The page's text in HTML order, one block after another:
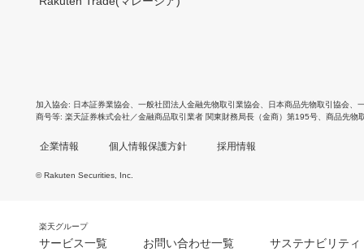
加入協会 日本証券業協会 一般社団法人金融先物取引業協会 日本商品先物取引協会
商号等 楽天証券株式会社／金融商品取引業者 関東財務局長（金商）第195号、商品先物
企業情報 個人情報保護方針 採用情報
© Rakuten Securities, Inc.
楽天グループ
サービス一覧 お問い合わせ一覧 サステナビリティ